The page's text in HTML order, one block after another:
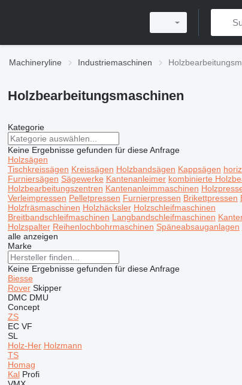
Machineryline Industriemaschinen
Holzbearbeitungsmaschinen
Kategorie
Keine Ergebnisse gefunden für diese Anfrage
Holzsägen
Tischkreissägen Kreissägen Holzbandsägen Kappsägen
Furniersägen Sägewerke Kantenanleimer kombinierte
Holzbearbeitungszentren Kantenanleimmaschinen
Verleimpressen Pelletpressen Furnierpressen Brikettpressen
Holzfräsmaschinen Holzhäcksler Holzschleifmaschinen
Breitbandschleifmaschinen Langbandschleifmaschinen
Holzspalter Reihenlochbohrmaschinen Späneabsauganlagen
alle anzeigen
Marke
Keine Ergebnisse gefunden für diese Anfrage
Biesse
Rover Skipper
DMC DMU
Concept
ZS
EC VF
SL
Holz-Her Holzmann
TS
Homag
Kal Profi